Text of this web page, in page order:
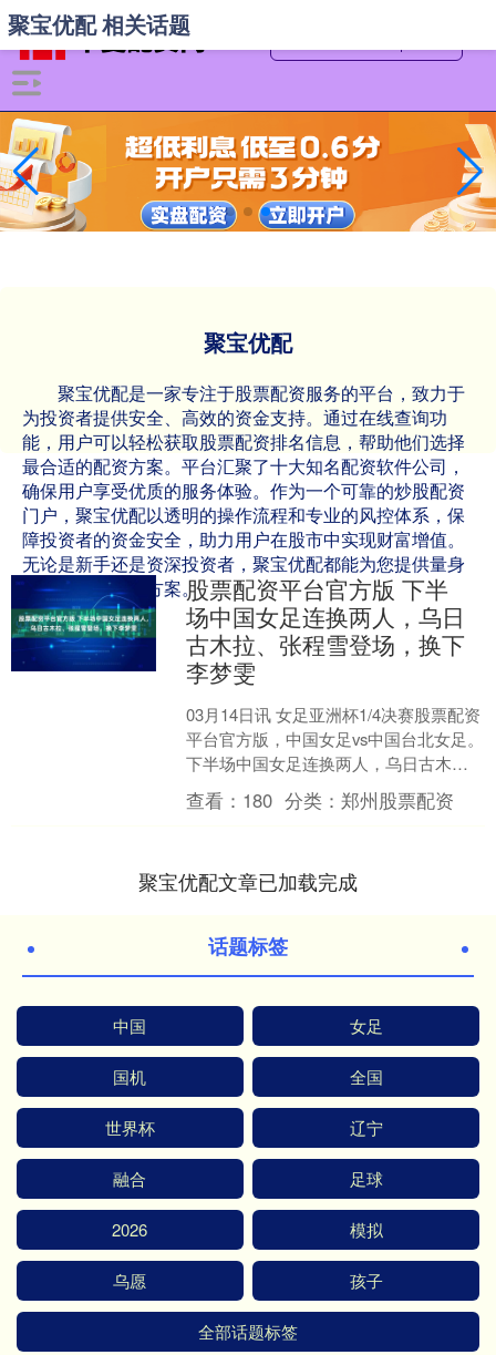
聚宝优配
聚宝优配是一家专注于股票配资服务的平台，致力于
为投资者提供安全、高效的资金支持。通过在线查询功
能，用户可以轻松获取股票配资排名信息，帮助他们选择
最合适的配资方案。平台汇聚了十大知名配资软件公司，
确保用户享受优质的服务体验。作为一个可靠的炒股配资
门户，聚宝优配以透明的操作流程和专业的风控体系，保
障投资者的资金安全，助力用户在股市中实现财富增值。
无论是新手还是资深投资者，聚宝优配都能为您提供量身
定制的配资解决方案。
聚宝优配 相关话题
股票配资平台官方版 下半
场中国女足连换两人，乌日
古木拉、张程雪登场，换下
李梦雯
03月14日讯 女足亚洲杯1/4决赛股票配资
平台官方版，中国女足vs中国台北女足。
下半场中国女足连换两人，乌日古木
拉、张程雪登场，对位换下吴澄舒、李
梦雯。....
查看： 180 分类：郑州股票配资
聚宝优配文章已加载完成
话题标签
中国 女足
国机 全国
世界杯 辽宁
融合 足球
2026 模拟
乌愿 孩子
全部话题标签